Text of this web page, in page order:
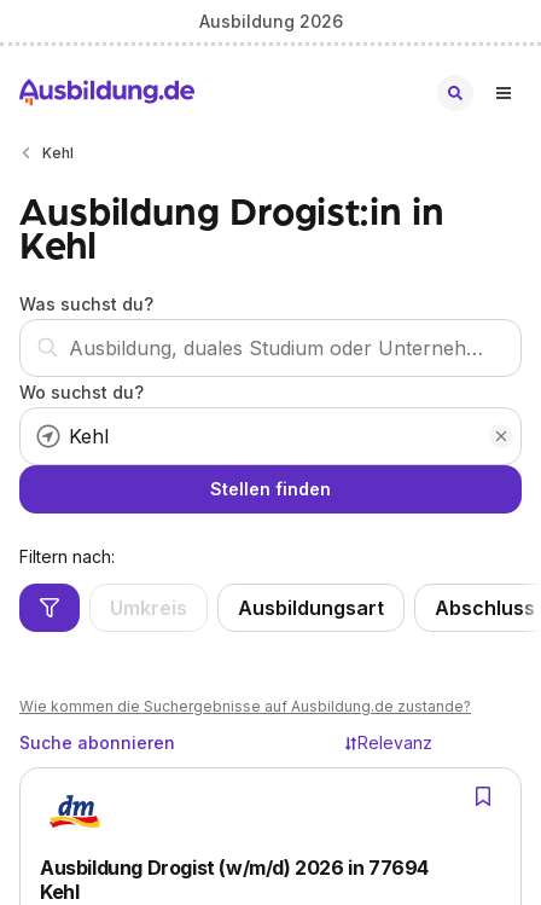
Ausbildung 2026
Kehl
Ausbildung Drogist:in in
Kehl
Was suchst du?
Wo suchst du?
Stellen finden
Filtern nach:
Umkreis Ausbildungsart Abschluss
Wie kommen die Suchergebnisse auf Ausbildung.de zustande?
Suche abonnieren Relevanz
Ausbildung Drogist (w/m/d) 2026 in 77694
Kehl